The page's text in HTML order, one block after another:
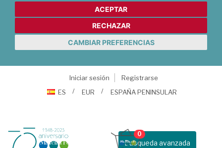
ACEPTAR
RECHAZAR
CAMBIAR PREFERENCIAS
Iniciar sesión
Registrarse
ES
EUR ESPAÑA PENINSULAR
Busqueda avanzada
0